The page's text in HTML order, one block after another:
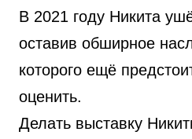
В 2021 году Никита
оставив обширное
которого ещё
оценить.
Делать выставку